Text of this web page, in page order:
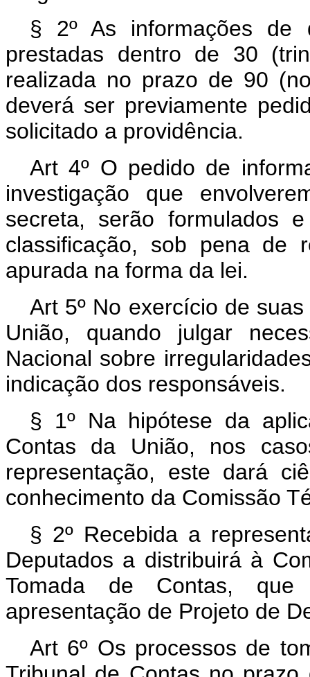
§ 2º As informações de
prestadas dentro de 30
realizada no prazo de 90
deverá ser previamente
solicitado a providência.
Art 4º O pedido de
investigação que
secreta, serão formulados
classificação, sob pena de
apurada na forma da lei.
Art 5º No exercício de
União, quando julgar
Nacional sobre
indicação dos responsáveis.
§ 1º Na hipótese da
Contas da União, nos
representação, este dará
conhecimento da Comissão
§ 2º Recebida a
Deputados a distribuirá à
Tomada de Contas, que
apresentação de Projeto de
Art 6º Os processos de